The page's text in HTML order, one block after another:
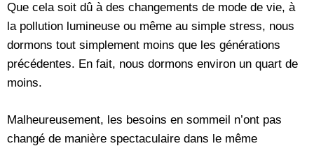
Que cela soit dû à des changements de mode de vie, à
la pollution lumineuse ou même au simple stress, nous
dormons tout simplement moins que les générations
précédentes. En fait, nous dormons environ un quart de
moins.
Malheureusement, les besoins en sommeil n’ont pas
changé de manière spectaculaire dans le même